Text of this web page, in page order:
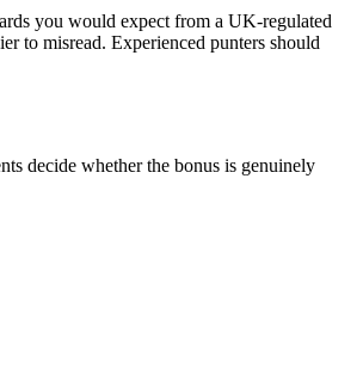
you would expect from a UK-regulated
to misread. Experienced punters should
decide whether the bonus is genuinely